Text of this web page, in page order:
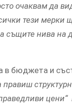
очаквам да
тези мерки
същите нива
в бюджета и
правиш